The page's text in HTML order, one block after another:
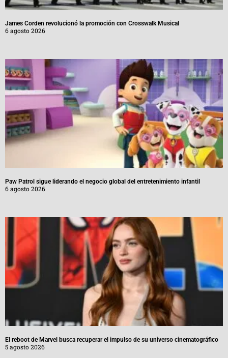
James Corden revolucionó la promoción con Crosswalk Musical
6 agosto 2026
Paw Patrol sigue liderando el negocio global del entretenimiento infantil
6 agosto 2026
El reboot de Marvel busca recuperar el impulso de su universo cinematográfico
5 agosto 2026